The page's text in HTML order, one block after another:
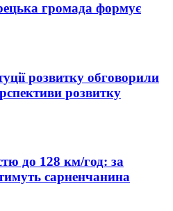
громада формує
розвитку обговорили
розвитку
до 128 км/год: за
сарненчанина